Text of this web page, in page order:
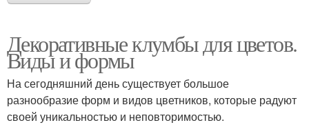
Декоративные клумбы для цветов.
Виды и формы
На сегодняшний день существует большое
разнообразие форм и видов цветников, которые радуют
своей уникальностью и неповторимостью.